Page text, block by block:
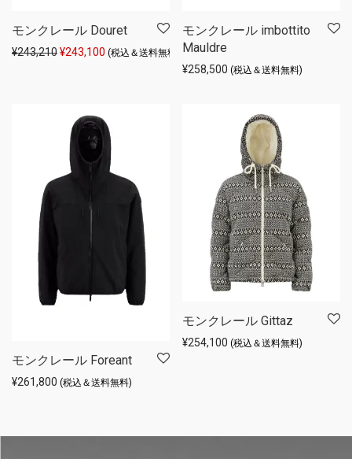
モンクレール Douret
¥243,210元の価格は ¥243,210 でした。
¥243,100 現在の価格は ¥243,100 です。
(税込＆送料無料)
モンクレール imbottito
Mauldre
¥258,500 (税込＆送料無料)
モンクレール Foreant
¥261,800 (税込＆送料無料)
モンクレール Gittaz
¥254,100 (税込＆送料無料)